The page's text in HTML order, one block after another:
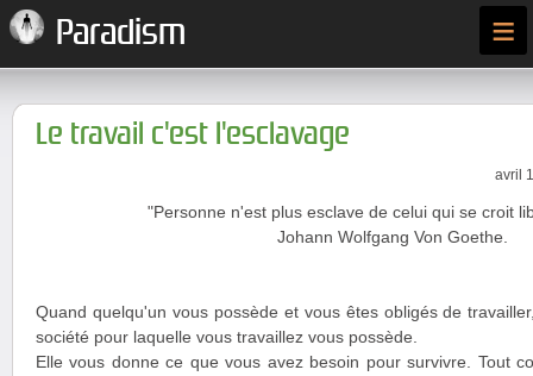
Paradism ≡
Le travail c'est l'esclavage
avril
"Personne n'est plus esclave de celui qui se croit
Johann Wolfgang Von Goethe.
Quand quelqu'un vous possède et vous êtes obligés de
société pour laquelle vous travaillez vous possède.
Elle vous donne ce que vous avez besoin pour survivre. Tout